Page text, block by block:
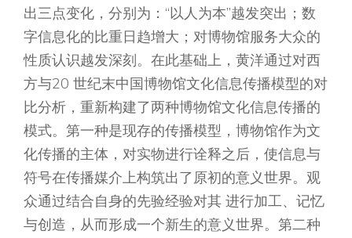
出三点变化，分别为：“以人为本”越发突出；数
字信息化的比重日趋增大；对博物馆服务大众的
性质认识越发深刻。在此基础上，黄洋通过对西
方与20 世纪末中国博物馆文化信息传播模型的对
比分析，重新构建了两种博物馆文化信息传播的
模式。第一种是现存的传播模型，博物馆作为文
化传播的主体，对实物进行诠释之后，使信息与
符号在传播媒介上构筑出了原初的意义世界。观
众通过结合自身的先验经验对其 进行加工、记忆
与创造，从而形成一个新生的意义世界。第二种